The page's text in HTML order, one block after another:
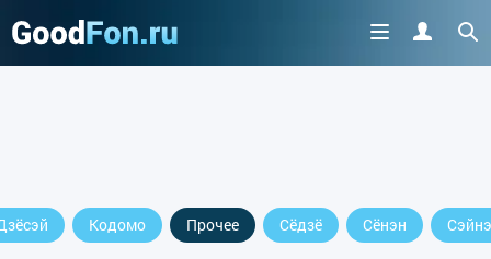
Кодомо Прочее Сёдзё Сёнэн